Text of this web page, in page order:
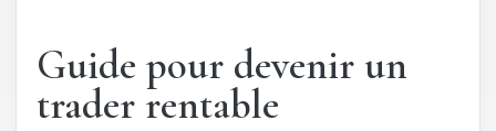
Guide pour devenir un
trader rentable